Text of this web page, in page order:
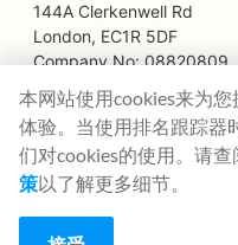
为美食广场提供搜索引
为餐车提供搜索引擎优
家具店搜索引擎优化
冷冻酸奶店搜索引擎优
144A Clerkenwell Rd
London, EC1R 5DF
Company No: 08820809
felix@ranktracker.com
2015 -2026©
本网站使用cookies来为
体验。当使用排名跟踪器
们对cookies的使用。请查
策以了解更多细节。